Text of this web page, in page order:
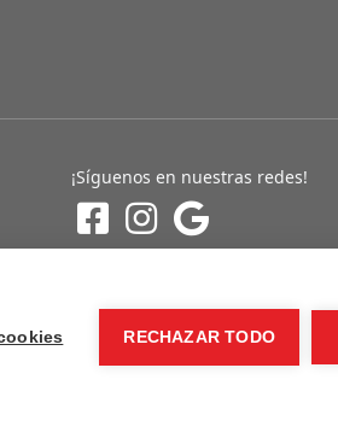
RECHAZAR TODO
¡Síguenos en nuestras redes!